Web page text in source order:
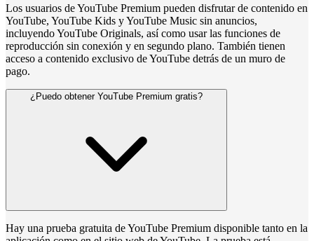
Los usuarios de YouTube Premium pueden disfrutar de contenido en
YouTube, YouTube Kids y YouTube Music sin anuncios,
incluyendo YouTube Originals, así como usar las funciones de
reproducción sin conexión y en segundo plano. También tienen
acceso a contenido exclusivo de YouTube detrás de un muro de
pago.
¿Puedo obtener YouTube Premium gratis?
Hay una prueba gratuita de YouTube Premium disponible tanto en la